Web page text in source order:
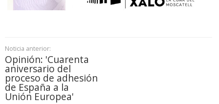
Noticia anterior:
Opinión: 'Cuarenta
aniversario del
proceso de adhesión
de España a la
Unión Europea'